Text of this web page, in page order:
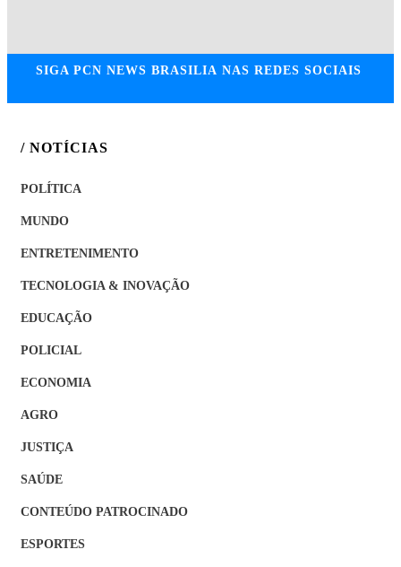
SIGA PCN NEWS BRASILIA NAS REDES SOCIAIS
/ NOTÍCIAS
POLÍTICA
MUNDO
ENTRETENIMENTO
TECNOLOGIA & INOVAÇÃO
EDUCAÇÃO
POLICIAL
ECONOMIA
AGRO
JUSTIÇA
SAÚDE
CONTEÚDO PATROCINADO
ESPORTES